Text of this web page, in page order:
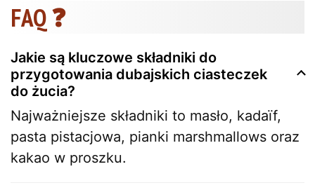
FAQ ❓
Jakie są kluczowe składniki do
przygotowania dubajskich ciasteczek
do żucia?
Najważniejsze składniki to masło, kadaïf,
pasta pistacjowa, pianki marshmallows oraz
kakao w proszku.